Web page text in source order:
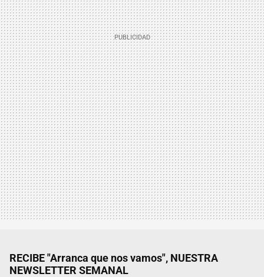
RECIBE "Arranca que nos vamos", NUESTRA
NEWSLETTER SEMANAL